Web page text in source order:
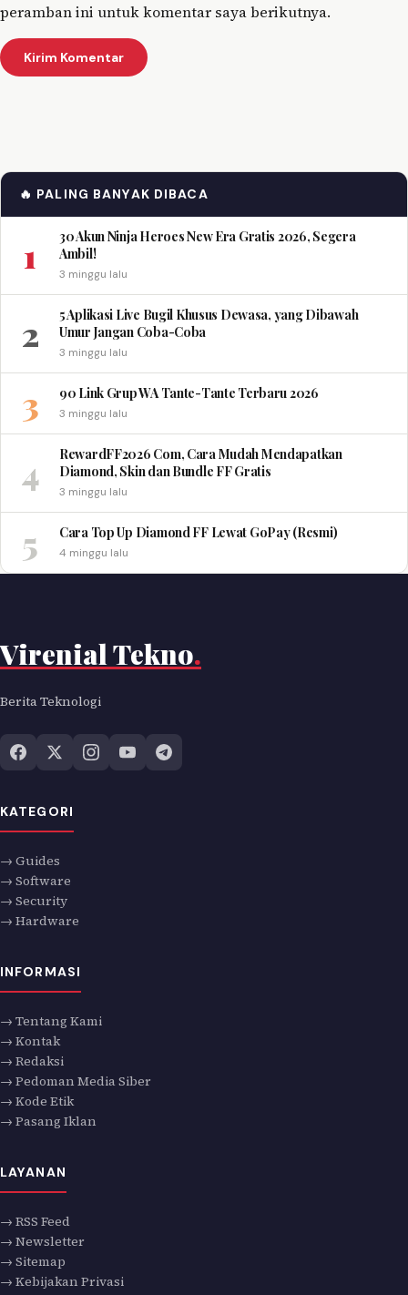
peramban ini untuk komentar saya berikutnya.
🔥 PALING BANYAK DIBACA
1
30 Akun Ninja Heroes New Era Gratis 2026, Segera
Ambil!
3 minggu lalu
2
5 Aplikasi Live Bugil Khusus Dewasa, yang Dibawah
Umur Jangan Coba-Coba
3 minggu lalu
3 90 Link Grup WA Tante-Tante Terbaru 2026
3 minggu lalu
4
RewardFF2026 Com, Cara Mudah Mendapatkan
Diamond, Skin dan Bundle FF Gratis
3 minggu lalu
5 Cara Top Up Diamond FF Lewat GoPay (Resmi)
4 minggu lalu
Virenial Tekno.
Berita Teknologi
KATEGORI
→ Guides
→ Software
→ Security
→ Hardware
INFORMASI
→ Tentang Kami
→ Kontak
→ Redaksi
→ Pedoman Media Siber
→ Kode Etik
→ Pasang Iklan
LAYANAN
→ RSS Feed
→ Newsletter
→ Sitemap
→ Kebijakan Privasi